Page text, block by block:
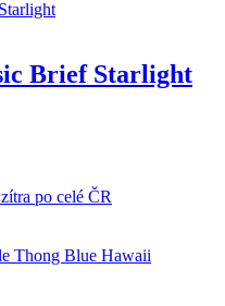
Brief Starlight
po celé ČR